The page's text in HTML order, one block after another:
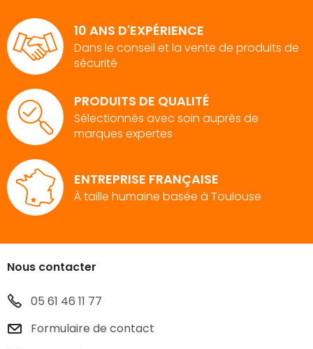
10 ANS D'EXPÉRIENCE
Dans le conseil et la vente de produits de
sécurité
PRODUITS DE QUALITÉ
Sélectionnés avec soin auprès de
marques expertes
ENTREPRISE FRANÇAISE
À taille humaine basée à Toulouse
Nous contacter
05 61 46 11 77
Formulaire de contact